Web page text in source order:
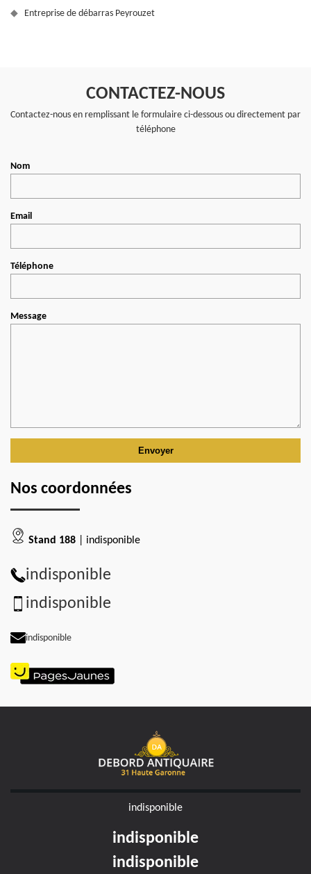
Entreprise de débarras Peyrouzet
CONTACTEZ-NOUS
Contactez-nous en remplissant le formulaire ci-dessous ou directement par
téléphone
Nom
Email
Téléphone
Message
Nos coordonnées
Stand 188 | indisponible
indisponible
indisponible
indisponible
indisponible
indisponible
indisponible